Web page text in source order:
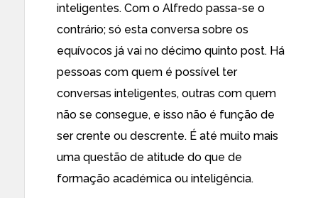
inteligentes. Com o Alfredo passa-se o
contrário; só esta conversa sobre os
equívocos já vai no décimo quinto post. Há
pessoas com quem é possível ter
conversas inteligentes, outras com quem
não se consegue, e isso não é função de
ser crente ou descrente. É até muito mais
uma questão de atitude do que de
formação académica ou inteligência.